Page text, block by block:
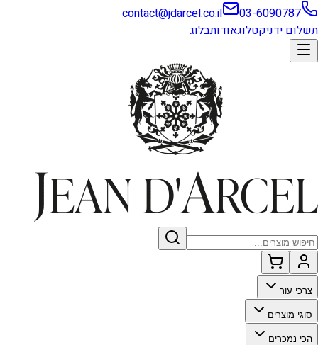
03-6090787
contact@jdarcel.co.il
תשלום ידניקטלוגאודותבלוג
צרכי עור
סוגי מוצרים
הכי נמכרים